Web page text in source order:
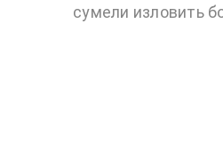
сумели изловить